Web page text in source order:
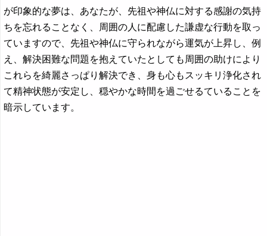
が印象的な夢は、あなたが、先祖や神仏に対する感謝の気持
ちを忘れることなく、周囲の人に配慮した謙虚な行動を取っ
ていますので、先祖や神仏に守られながら運気が上昇し、例
え、解決困難な問題を抱えていたとしても周囲の助けにより
これらを綺麗さっぱり解決でき、身も心もスッキリ浄化され
て精神状態が安定し、穏やかな時間を過ごせるていることを
暗示しています。